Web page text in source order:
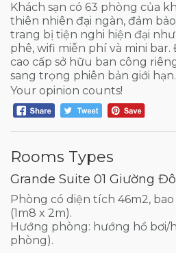
Khách sạn có 63 phòng của
thiên nhiên đại ngàn, đảm
trang bị tiện nghi hiện đại như
phê, wifi miễn phí và mini bar.
cao cấp sở hữu ban công
sang trọng phiên bản giới hạn.
Your opinion counts!
Rooms Types
Grande Suite 01 Giường
Phòng có diện tích 46m2,
(1m8 x 2m).
Hướng phòng: hướng hồ bơi/
phòng).